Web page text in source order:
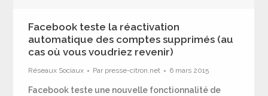
Facebook teste la réactivation
automatique des comptes supprimés (au
cas où vous voudriez revenir)
Réseaux Sociaux Par presse-citron.net 6 mars 2015
Facebook teste une nouvelle fonctionnalité de